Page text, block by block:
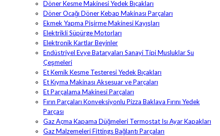
Döner Kesme Makinesi Yedek Bıçakları
Döner Ocağı Döner Kebap Makinası Parçaları
Ekmek Yapma Pişirme Makinesi Kayışları
Elektrikli Süpürge Motorları
Elektronik Kartlar Beyinler
Endüstriyel Evye Bataryaları Sanayi Tipi Musluklar Su
Çeşmeleri
Et Kemik Kesme Testeresi Yedek Bıçakları
Et Kıyma Makinası Aksesuar ve Parçaları
Et Parçalama Makinesi Parçaları
Fırın Parçaları Konveksiyonlu Pizza Baklava Fırını Yedek
Parçası
Gaz Açma Kapama Düğmeleri Termostat Isı Ayar Kapakları
Gaz Malzemeleri Fittings Bağlantı Parçaları